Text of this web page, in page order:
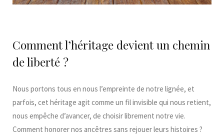
Comment l’héritage devient un chemin
de liberté ?
Nous portons tous en nous l’empreinte de notre lignée, et
parfois, cet héritage agit comme un fil invisible qui nous retient,
nous empêche d’avancer, de choisir librement notre vie.
Comment honorer nos ancêtres sans rejouer leurs histoires ?